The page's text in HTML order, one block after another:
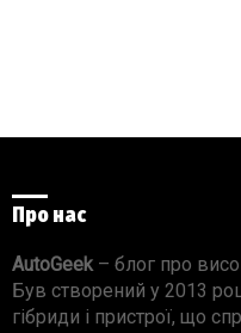
Про нас
AutoGeek– блог про
Був створений у 2013
гібриди і пристрої, що